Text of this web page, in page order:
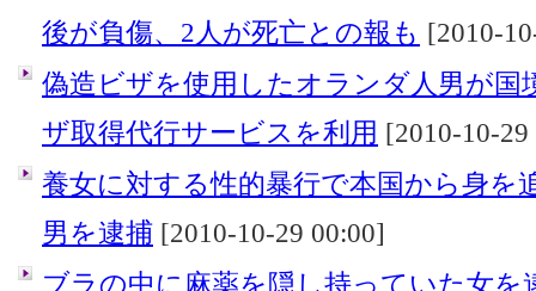
後が負傷、2人が死亡との報も [2010-
偽造ビザを使用したオランダ人男が国
ザ取得代行サービスを利用 [2010-10-
養女に対する性的暴行で本国から身を
男を逮捕 [2010-10-29 00:00]
ブラの中に麻薬を隠し持っていた女を